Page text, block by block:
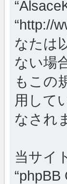
“http://
なたは
ない場
もこの
用して
なされ
当サイ